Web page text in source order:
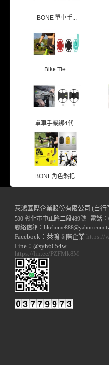
BONE 單車手...
Bike Tie...
單車手機綁4代 ...
BONE角色煞把...
萊鴻國際企業股份有限公司 (自
500 彰化市中正路二段489號 電話：
聯絡信箱： likehome888@y
Facebook：萊鴻國際企業 https://
Line：@syh6054w
https://lin.ee/PZFMk8M